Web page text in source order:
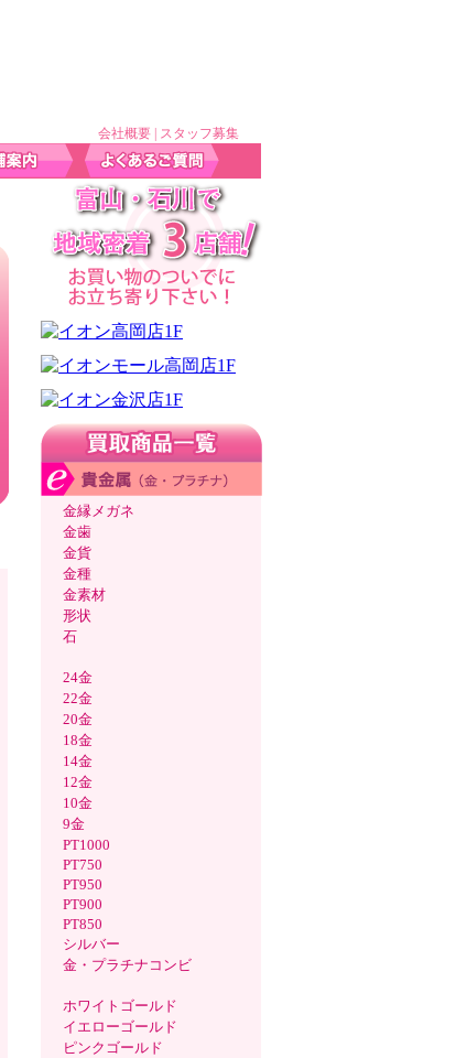
会社概要 スタッフ募集
金縁メガネ
金歯
金貨
金種
金素材
形状
石
24金
22金
20金
18金
14金
12金
10金
9金
PT1000
PT750
PT950
PT900
PT850
シルバー
金・プラチナコンビ
ホワイトゴールド
イエローゴールド
ピンクゴールド